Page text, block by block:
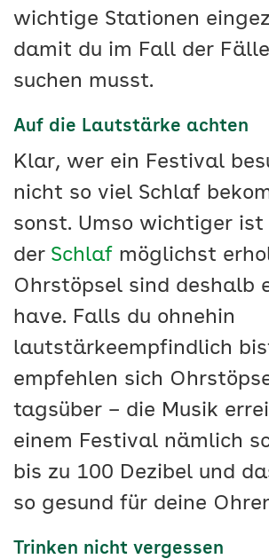
wichtige Stationen
damit du im Fall der
suchen musst.
Auf die Lautstärke achten
Klar, wer ein Festival
nicht so viel Schlaf
sonst. Umso wichtiger ist
der Schlaf möglichst
Ohrstöpsel sind deshalb
have. Falls du ohnehin
lautstärkeempfindlich
empfehlen sich
tagsüber – die Musik
einem Festival nämlich
bis zu 100 Dezibel und
so gesund für deine
Trinken nicht vergessen